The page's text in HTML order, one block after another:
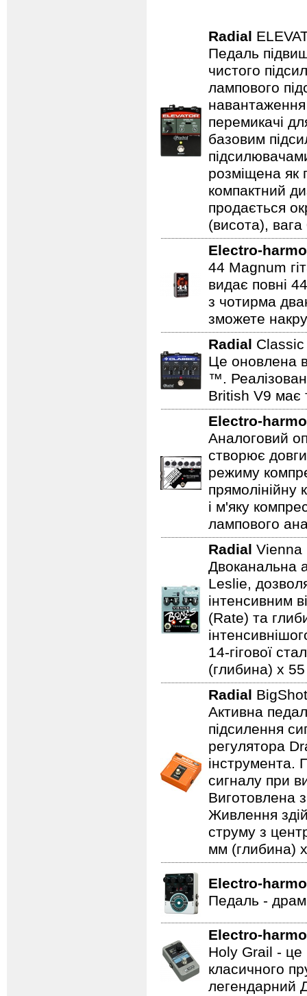
Radial
Педаль
чистого
лампового
перемикачі
базовим
розміщена як
компактний
продається
(висота), вага
Electro-
44 Magnum
видає повні
з чотирма
зможете
Radial
Це оновлена
™.
British V9 має
Electro-
Аналоговий
створює
режиму
прямолінійну
і м'яку
лампового
Radial
Двоканальна
Leslie,
інтенсивним
(Rate) та
14-гігової
(глибина) x
Radial
Активна
підсилення
регулятора
інструмента.
сигналу при
Виготовлена з
Живлення
струму з
мм (глибина)
Electro-
Педаль -
Electro-
Holy Grail - це
класичного
легендарний